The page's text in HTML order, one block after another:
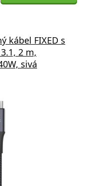
kábel FIXED s
2 m,
sivá